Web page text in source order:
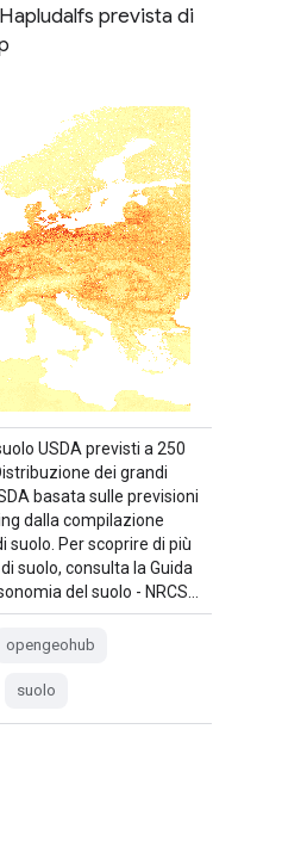
prevista di
USDA previsti a 250
dei grandi
basata sulle previsioni
dalla compilazione
suolo. Per scoprire di più
suolo, consulta la Guida
del suolo - NRCS…
opengeohub
suolo